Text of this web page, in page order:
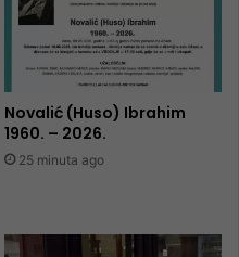
Novalić (Huso) Ibrahim
1960. – 2026.
25 minuta ago